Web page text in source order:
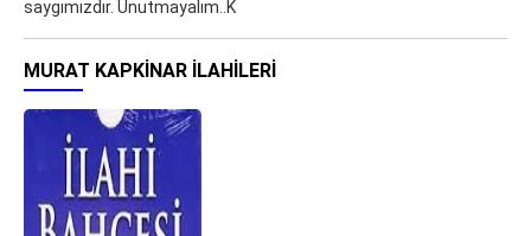
saygımızdır. Unutmayalım..K
MURAT KAPKINAR ILAHILERI